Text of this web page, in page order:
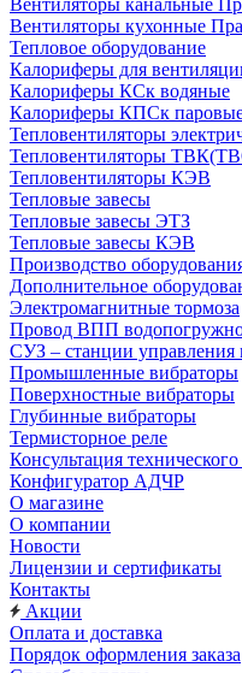
Вентиляторы канальные
Вентиляторы кухонные
Тепловое оборудование
Калориферы для
Калориферы КСк водяные
Калориферы КПСк
Тепловентиляторы
Тепловентиляторы
Тепловентиляторы КЭВ
Тепловые завесы
Тепловые завесы ЭТЗ
Тепловые завесы КЭВ
Производство
Дополнительное
Электромагнитные тормоза
Провод ВПП
СУЗ – станции управления
Промышленные вибраторы
Поверхностные вибраторы
Глубинные вибраторы
Термисторное реле
Консультация
Конфигуратор АДЧР
О магазине
О компании
Новости
Лицензии и сертификаты
Контакты
Акции
Оплата и доставка
Порядок оформления заказа